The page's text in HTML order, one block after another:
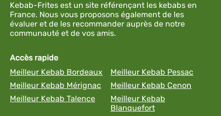
Kebab-Frites est un site référençant les kebabs en
France. Nous vous proposons également de les
évaluer et de les recommander auprès de notre
communauté et de vos amis.
Accès rapide
Meilleur Kebab Bordeaux
Meilleur Kebab Pessac
Meilleur Kebab Mérignac
Meilleur Kebab Cenon
Meilleur Kebab Talence
Meilleur Kebab
Blanquefort